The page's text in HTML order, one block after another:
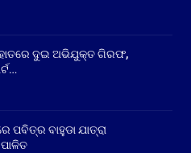
ଦୁଇ ଅଭିଯୁକ୍ତ ଗିରଫ,
ପବିତ୍ର ବାହୁଡା ଯାତ୍ରା